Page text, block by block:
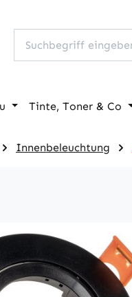
Tinte, Toner & Co
Innenbeleuchtung